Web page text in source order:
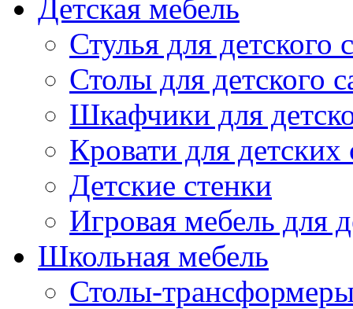
Детская мебель
Стулья для детского
Столы для детского
Шкафчики для
Кровати для детских
Детские стенки
Игровая мебель для
Школьная мебель
Столы-